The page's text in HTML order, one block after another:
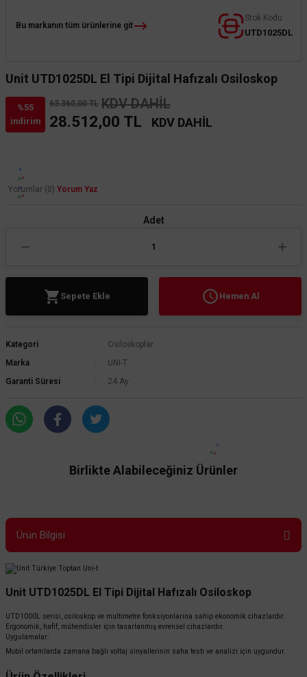
Bu markanın tüm ürünlerine git
Stok Kodu
UTD1025DL
Unit UTD1025DL El Tipi Dijital Hafızalı Osiloskop
%55
indirim
63.360,00 TL KDV DAHİL
28.512,00 TL KDV DAHİL
Yorumlar (0) Yorum Yaz
Adet
Sepete Ekle Hemen Al
Kategori
Osiloskoplar
Marka
UNI-T
Garanti Süresi
24 Ay
Birlikte Alabileceğiniz Ürünler
Ürün Bilgisi
Unit UTD1025DL El Tipi Dijital Hafızalı Osiloskop
UTD1000L serisi, osiloskop ve multimetre fonksiyonlarına sahip ekonomik cihazlardır.
Ergonomik, hafif, mühendisler için tasarlanmış evrensel cihazlardır.
Uygulamalar:
Mobil ortamlarda zamana bağlı voltaj sinyallerinin saha testi ve analizi için uygundur.